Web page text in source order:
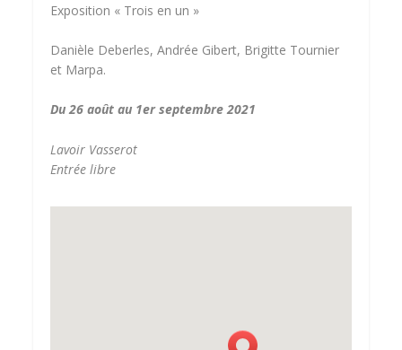
Exposition « Trois en un »
Danièle Deberles, Andrée Gibert, Brigitte Tournier
et Marpa.
Du 26 août au 1er septembre 2021
Lavoir Vasserot
Entrée libre